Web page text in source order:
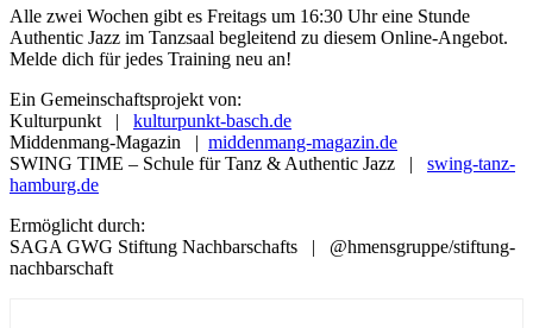
Alle zwei Wochen gibt es Freitags um 16:30 Uhr eine Stunde
Authentic Jazz im Tanzsaal begleitend zu diesem Online-Angebot.
Melde dich für jedes Training neu an!
Ein Gemeinschaftsprojekt von:
Kulturpunkt | kulturpunkt-basch.de
Middenmang-Magazin | middenmang-magazin.de
SWING TIME – Schule für Tanz & Authentic Jazz | swing-tanz-
hamburg.de
Ermöglicht durch:
SAGA GWG Stiftung Nachbarschafts | @hmensgruppe/stiftung-
nachbarschaft